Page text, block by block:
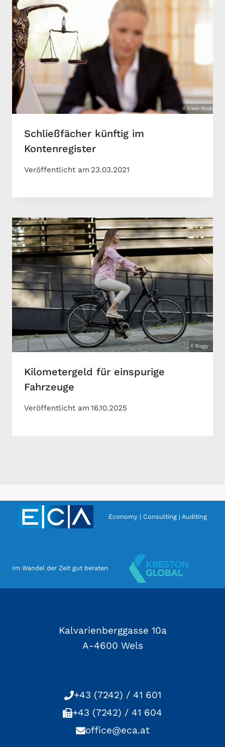
Schließfächer künftig im
Kontenregister
Veröffentlicht am 23.03.2021
Kilometergeld für einspurige
Fahrzeuge
Veröffentlicht am16.10.2025
Economy | Consulting | Auditing
Im Wandel der Zeit gut beraten
Kalvarienberggasse 10a
A-4600 Wels
+43 (7242) / 41 601
+43 (7242) / 41 604
office@eca.at